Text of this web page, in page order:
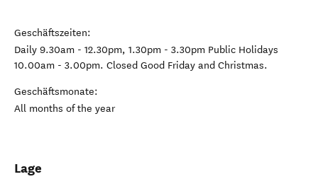
Geschäftszeiten:
Daily 9.30am - 12.30pm, 1.30pm - 3.30pm Public Holidays
10.00am - 3.00pm. Closed Good Friday and Christmas.
Geschäftsmonate:
All months of the year
Lage